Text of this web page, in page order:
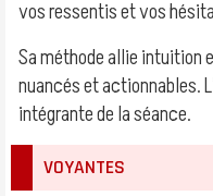
vos ressentis et vos
Sa méthode allie intuition
nuancés et actionnables.
intégrante de la séance.
VOYANTES